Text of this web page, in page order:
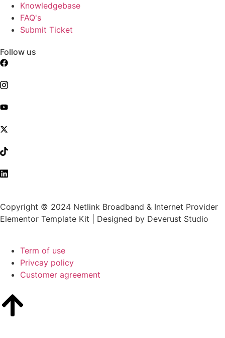
Knowledgebase
FAQ's
Submit Ticket
Follow us
Copyright © 2024 Netlink Broadband & Internet Provider
Elementor Template Kit | Designed by Deverust Studio
Term of use
Privcay policy
Customer agreement